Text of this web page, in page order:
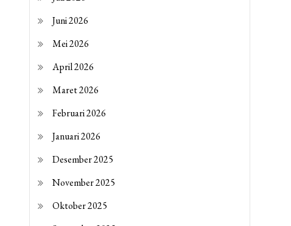
Juni 2026
Mei 2026
April 2026
Maret 2026
Februari 2026
Januari 2026
Desember 2025
November 2025
Oktober 2025